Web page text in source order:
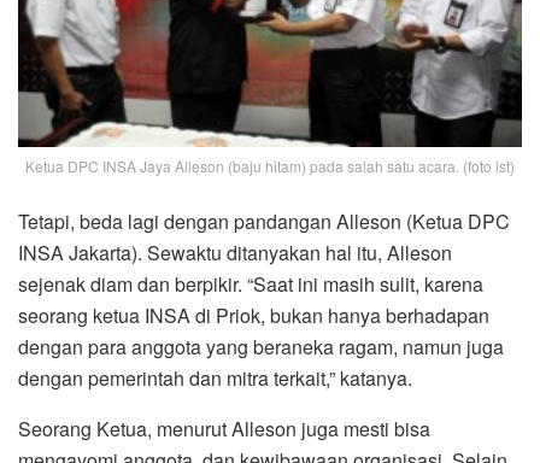
Ketua DPC INSA Jaya Alleson (baju hitam) pada salah satu acara. (foto ist)
Tetapi, beda lagi dengan pandangan Alleson (Ketua DPC
INSA Jakarta). Sewaktu ditanyakan hal itu, Alleson
sejenak diam dan berpikir. “Saat ini masih sulit, karena
seorang ketua INSA di Priok, bukan hanya berhadapan
dengan para anggota yang beraneka ragam, namun juga
dengan pemerintah dan mitra terkait,” katanya.
Seorang Ketua, menurut Alleson juga mesti bisa